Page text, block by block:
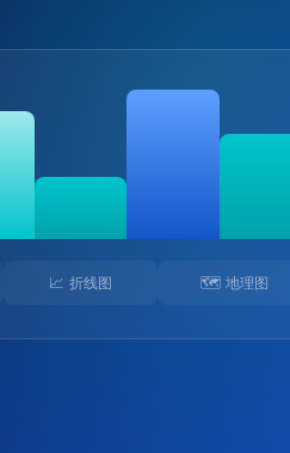
📈 折线图 🗺️ 地理图